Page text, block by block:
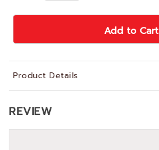
Add to Cart
Product Details
REVIEW